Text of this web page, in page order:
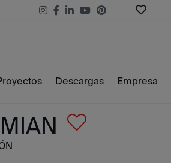
Descargas Empresa